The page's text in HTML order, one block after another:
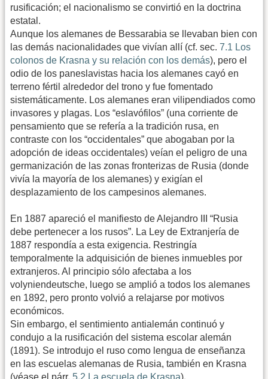
rusificación; el nacionalismo se convirtió en la doctrina
estatal.
Aunque los alemanes de Bessarabia se llevaban bien con
las demás nacionalidades que vivían allí (cf. sec. 7.1 Los
colonos de Krasna y su relación con los demás), pero el
odio de los paneslavistas hacia los alemanes cayó en
terreno fértil alrededor del trono y fue fomentado
sistemáticamente. Los alemanes eran vilipendiados como
invasores y plagas. Los “eslavófilos” (una corriente de
pensamiento que se refería a la tradición rusa, en
contraste con los “occidentales” que abogaban por la
adopción de ideas occidentales) veían el peligro de una
germanización de las zonas fronterizas de Rusia (donde
vivía la mayoría de los alemanes) y exigían el
desplazamiento de los campesinos alemanes.
En 1887 apareció el manifiesto de Alejandro III “Rusia
debe pertenecer a los rusos”. La Ley de Extranjería de
1887 respondía a esta exigencia. Restringía
temporalmente la adquisición de bienes inmuebles por
extranjeros. Al principio sólo afectaba a los
volyniendeutsche, luego se amplió a todos los alemanes
en 1892, pero pronto volvió a relajarse por motivos
económicos.
Sin embargo, el sentimiento antialemán continuó y
condujo a la rusificación del sistema escolar alemán
(1891). Se introdujo el ruso como lengua de enseñanza
en las escuelas alemanas de Rusia, también en Krasna
(véase el párr. 5.2 La escuela de Krasna).